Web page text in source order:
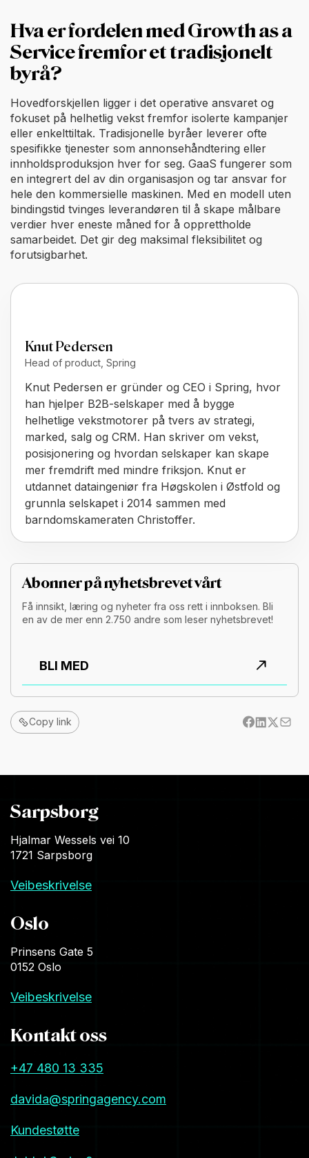
Hva er fordelen med Growth as a
Service fremfor et tradisjonelt
byrå?
Hovedforskjellen ligger i det operative ansvaret og
fokuset på helhetlig vekst fremfor isolerte kampanjer
eller enkelttiltak. Tradisjonelle byråer leverer ofte
spesifikke tjenester som annonsehåndtering eller
innholdsproduksjon hver for seg. GaaS fungerer som
en integrert del av din organisasjon og tar ansvar for
hele den kommersielle maskinen. Med en modell uten
bindingstid tvinges leverandøren til å skape målbare
verdier hver eneste måned for å opprettholde
samarbeidet. Det gir deg maksimal fleksibilitet og
forutsigbarhet.
Knut Pedersen
Head of product, Spring
Knut Pedersen er gründer og CEO i Spring, hvor
han hjelper B2B-selskaper med å bygge
helhetlige vekstmotorer på tvers av strategi,
marked, salg og CRM. Han skriver om vekst,
posisjonering og hvordan selskaper kan skape
mer fremdrift med mindre friksjon. Knut er
utdannet dataingeniør fra Høgskolen i Østfold og
grunnla selskapet i 2014 sammen med
barndomskameraten Christoffer.
Abonner på nyhetsbrevet vårt
Få innsikt, læring og nyheter fra oss rett i innboksen. Bli
en av de mer enn 2.750 andre som leser nyhetsbrevet!
BLI MED
Copy link
Sarpsborg
Hjalmar Wessels vei 10
1721 Sarpsborg
Veibeskrivelse
Oslo
Prinsens Gate 5
0152 Oslo
Veibeskrivelse
Kontakt oss
+47 480 13 335
davida@springagency.com
Kundestøtte